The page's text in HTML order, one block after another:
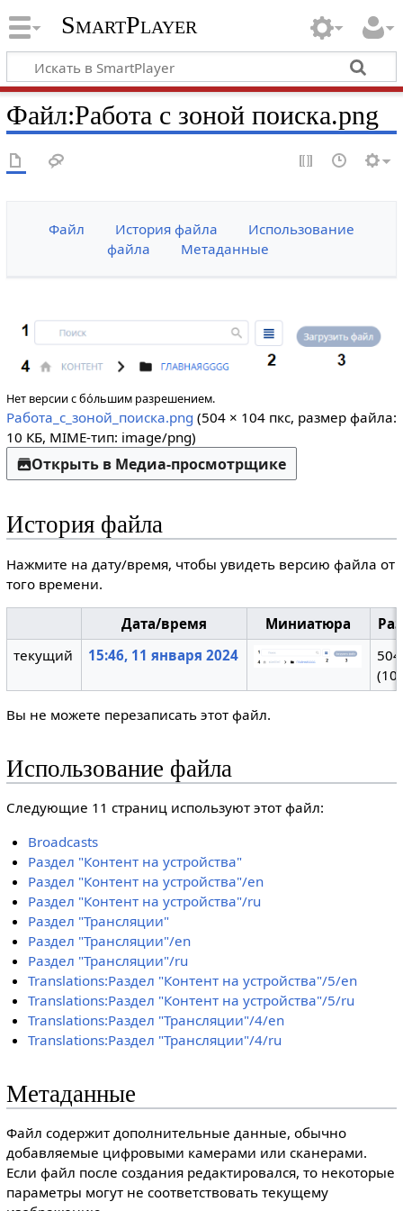
SmartPlayer
Файл:Работа с зоной поиска.png
Файл История файла
Использование
файла
Метаданные
Нет версии с бо́льшим разрешением.
Работа_с_зоной_поиска.png (504 × 104 пкс, размер файла:
10 КБ, MIME-тип: image/png)
Открыть в Медиа-просмотрщике
История файла
Нажмите на дату/время, чтобы увидеть версию файла от
того времени.
Дата/время Миниатюра
текущий
15:46, 11 января 2024
(10
Вы не можете перезаписать этот файл.
Использование файла
Следующие 11 страниц используют этот файл:
Broadcasts
Раздел "Контент на устройства"
Раздел "Контент на устройства"/en
Раздел "Контент на устройства"/ru
Раздел "Трансляции"
Раздел "Трансляции"/en
Раздел "Трансляции"/ru
Translations:Раздел "Контент на устройства"/5/en
Translations:Раздел "Контент на устройства"/5/ru
Translations:Раздел "Трансляции"/4/en
Translations:Раздел "Трансляции"/4/ru
Метаданные
Файл содержит дополнительные данные, обычно
добавляемые цифровыми камерами или сканерами.
Если файл после создания редактировался, то некоторые
параметры могут не соответствовать текущему